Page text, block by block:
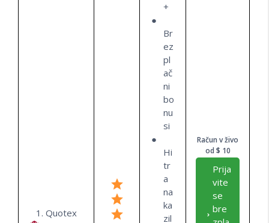
1. Quotex
+
Br
ez
pl
ač
ni
bo
nu
si
Hi
tr
a
na
ka
zil
Račun v živo
od $ 10
Prija
vite
se
bre